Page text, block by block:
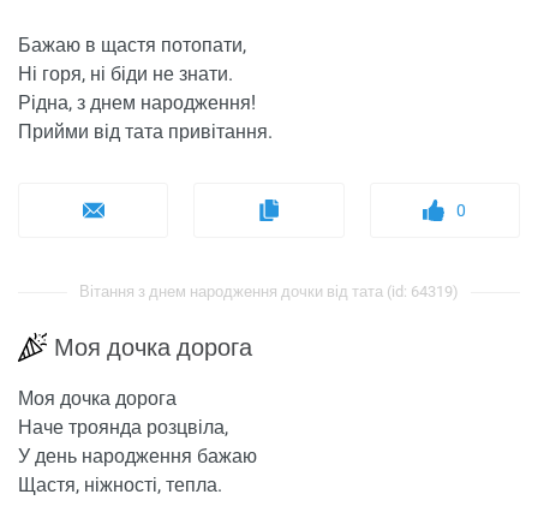
Бажаю в щастя потопати,
Ні горя, ні біди не знати.
Рідна, з днем ​​народження!
Прийми від тата привітання.
0
Вітання з днем ​​народження дочки від тата (id: 64319)
Моя дочка дорога
Моя дочка дорога
Наче троянда розцвіла,
У день народження бажаю
Щастя, ніжності, тепла.